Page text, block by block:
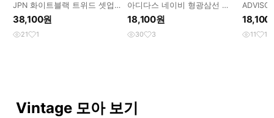
JPN 화이트블랙 트위드 셋업
투피스 원피스 자켓
38,100원
21 1
아디다스 네이비 형광삼선 기
모 져지 트랙탑 95
18,100원
30 3
스웻셔
18,100
11 1
Vintage 모아 보기